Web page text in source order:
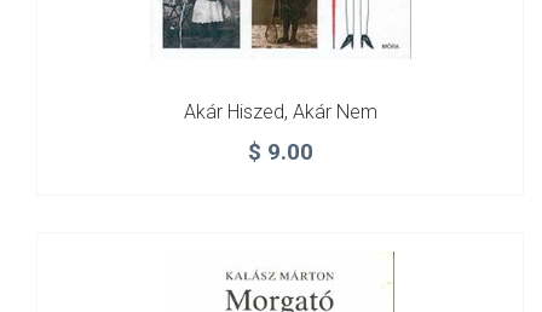
Akár Hiszed, Akár Nem
$ 9.00